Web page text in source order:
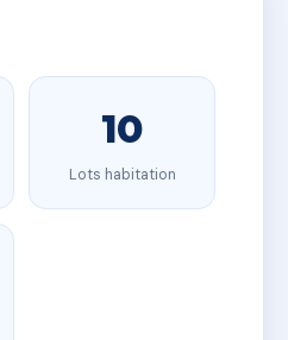
10
Lots habitation